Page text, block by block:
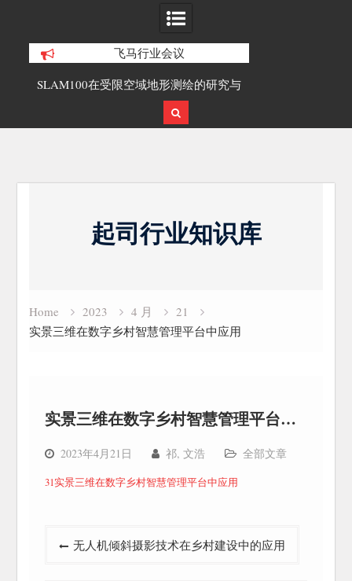
飞马行业会议
SLAM100在受限空域地形测绘的研究与
起司行业知识库
Home 2023 4 月
21
实景三维在数字乡村智慧管理平台中应用
实景三维在数字乡村智慧管理平台中应用
2023年4月21日 祁, 文浩 全部文章
31实景三维在数字乡村智慧管理平台中应用
无人机倾斜摄影技术在乡村建设中的应用